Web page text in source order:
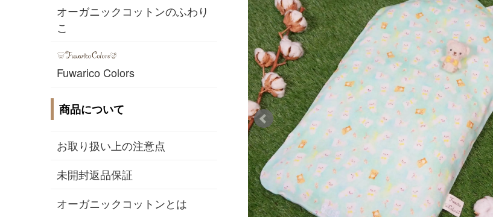
オーガニックコットンのふわり
こ
Fuwarico Colors
商品について
お取り扱い上の注意点
未開封返品保証
オーガニックコットンとは